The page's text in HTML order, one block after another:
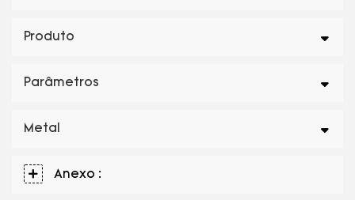
Produto
Parâmetros
Metal
Anexo :